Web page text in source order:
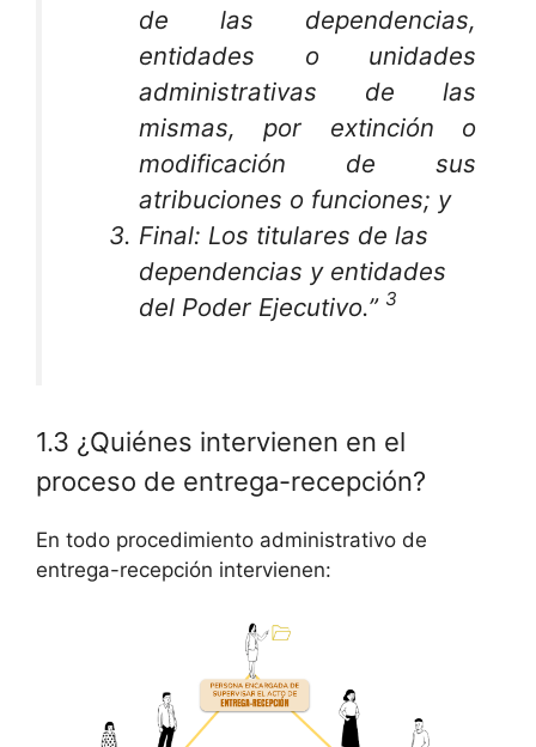
de las dependencias,
entidades o unidades
administrativas de las
mismas, por extinción o
modificación de sus
atribuciones o funciones; y
Final: Los titulares de las
dependencias y entidades
del Poder Ejecutivo.” 3
1.3 ¿Quiénes intervienen en el
proceso de entrega-recepción?
En todo procedimiento administrativo de
entrega-recepción intervienen: